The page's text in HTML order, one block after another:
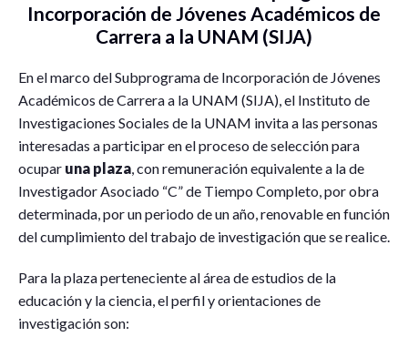
Incorporación de Jóvenes Académicos de
Carrera a la UNAM (SIJA)
En el marco del Subprograma de Incorporación de Jóvenes
Académicos de Carrera a la UNAM (SIJA), el Instituto de
Investigaciones Sociales de la UNAM invita a las personas
interesadas a participar en el proceso de selección para
ocupar una plaza, con remuneración equivalente a la de
Investigador Asociado “C” de Tiempo Completo, por obra
determinada, por un periodo de un año, renovable en función
del cumplimiento del trabajo de investigación que se realice.
Para la plaza perteneciente al área de estudios de la
educación y la ciencia, el perfil y orientaciones de
investigación son: